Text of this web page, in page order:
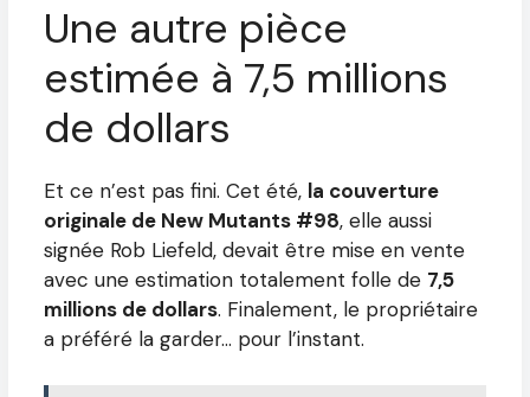
Une autre pièce
estimée à 7,5 millions
de dollars
Et ce n’est pas fini. Cet été, la couverture
originale de New Mutants #98, elle aussi
signée Rob Liefeld, devait être mise en vente
avec une estimation totalement folle de 7,5
millions de dollars. Finalement, le propriétaire
a préféré la garder… pour l’instant.